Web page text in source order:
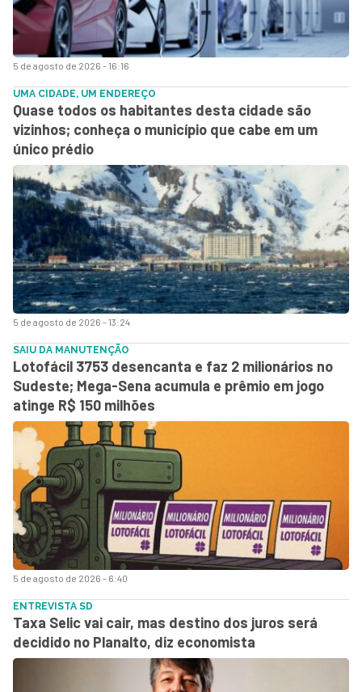
5 de agosto de 2026 - 16:16
5 de agosto de 2026 - 13:24
UMA CIDADE, UM ENDEREÇO
Quase todos os habitantes desta cidade são
vizinhos; conheça o município que cabe em um
único prédio
5 de agosto de 2026 - 6:40
SAIU DA MANUTENÇÃO
Lotofácil 3753 desencanta e faz 2 milionários no
Sudeste; Mega-Sena acumula e prêmio em jogo
atinge R$ 150 milhões
ENTREVISTA SD
Taxa Selic vai cair, mas destino dos juros será
decidido no Planalto, diz economista